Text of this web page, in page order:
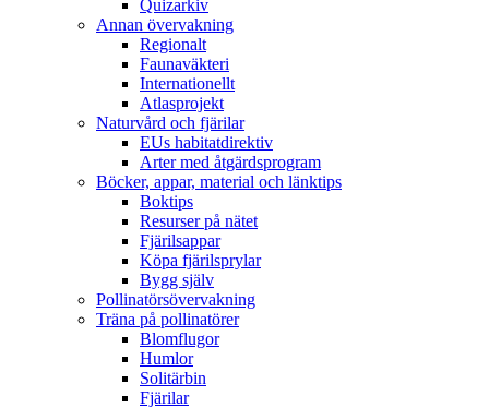
Quizarkiv
Annan övervakning
Regionalt
Faunaväkteri
Internationellt
Atlasprojekt
Naturvård och fjärilar
EUs habitatdirektiv
Arter med åtgärdsprogram
Böcker, appar, material och länktips
Boktips
Resurser på nätet
Fjärilsappar
Köpa fjärilsprylar
Bygg själv
Pollinatörsövervakning
Träna på pollinatörer
Blomflugor
Humlor
Solitärbin
Fjärilar